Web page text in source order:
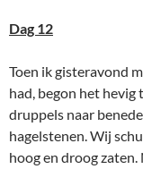
Dag 12
Toen ik gisteravond
had, begon het hevig
druppels naar
hagelstenen. Wij
hoog en droog